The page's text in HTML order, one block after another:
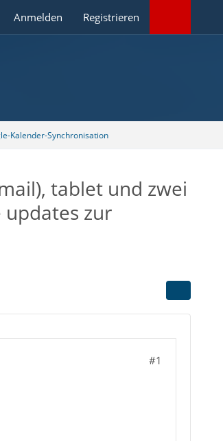
Anmelden Registrieren
Kalender-Synchronisation
tablet und zwei
zur
#1